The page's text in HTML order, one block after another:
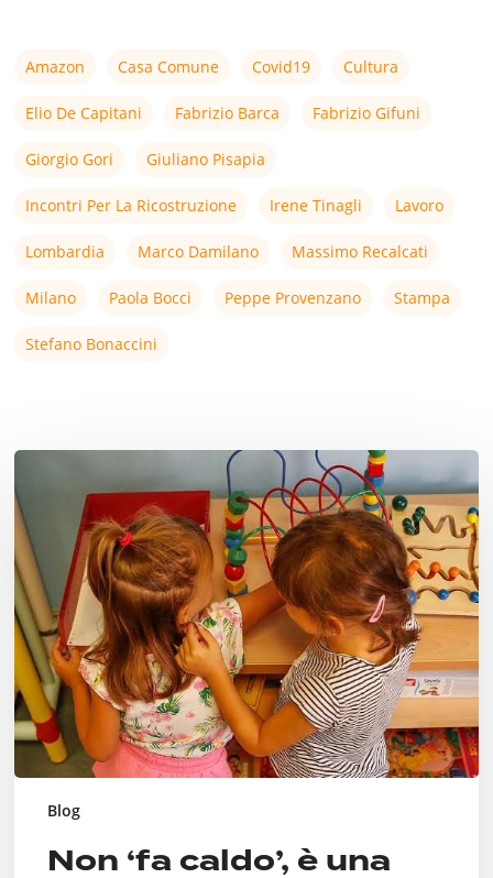
Amazon Casa Comune Covid19 Cultura
Elio De Capitani Fabrizio Barca Fabrizio Gifuni
Giorgio Gori Giuliano Pisapia
Incontri Per La Ricostruzione Irene Tinagli Lavoro
Lombardia Marco Damilano Massimo Recalcati
Milano Paola Bocci Peppe Provenzano Stampa
Stefano Bonaccini
Blog
Non
‘fa
caldo’,
una
emergenza
climatica
e
la
Destra
continua
a
far
finta
Non ‘fa caldo’, è una